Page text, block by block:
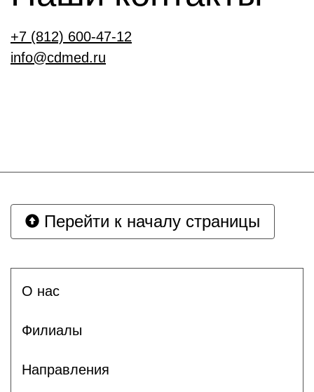
+7 (812) 600-47-12
info@cdmed.ru
Перейти к началу страницы
О нас
Филиалы
Направления